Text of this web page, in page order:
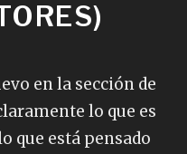
en la sección de
lo que es
que está pensado